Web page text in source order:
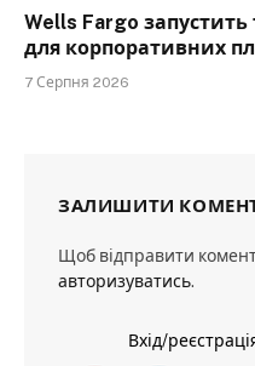
Wells Fargo запустить
для корпоративних
7 Серпня 2026
ЗАЛИШИТИ
Щоб відправити
авторизуватись.
Вхід/